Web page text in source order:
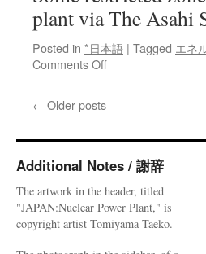
朝
新
聞
plant via The Asahi
Posted in *日本語 | Tagged エネ
Comments Offon
還
困
区
域、
一
← Older posts
Additional Notes / 謝辞
The artwork in the header, titled
"JAPAN:Nuclear Power Plant," is
copyright artist Tomiyama Taeko.